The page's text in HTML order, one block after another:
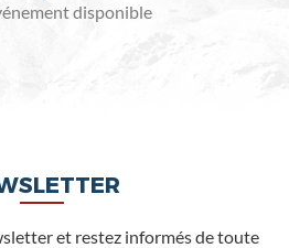
disponible
et restez informés de toute